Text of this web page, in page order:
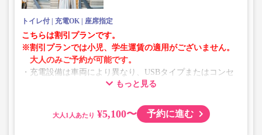
トイレ付 充電OK 座席指定
こちらは割引プランです。
※割引プランでは小児、学生運賃の適用がございません。
大人のみご予約が可能です。
・充電設備は車両により異なり、USBタイプまたはコンセ
ントタイプでのご用意となります。
仕様が変更となる場合がございます。あらかじめご了承く
ださい。
もっと見る
大人 ¥5,100〜 予約に進む